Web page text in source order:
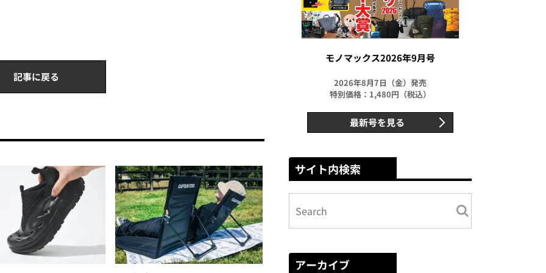
記事に戻る
モノマックス2026年9月号
2026年8月7日（金）発売
特別価格：1,480円（税込）
最新号を見る
サイト内検索
アーカイブ